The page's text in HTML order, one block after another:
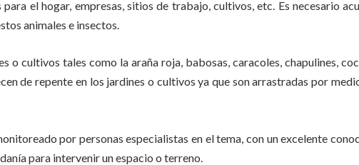
el hogar, empresas, sitios de trabajo, cultivos, etc. Es necesario
animales e insectos.
o cultivos tales como la araña roja, babosas, caracoles, chapulines,
de repente en los jardines o cultivos ya que son arrastradas por
por personas especialistas en el tema, con un excelente
para intervenir un espacio o terreno.